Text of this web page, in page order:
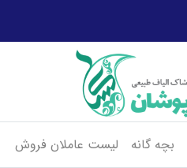
بچه گانه لیست عاملان فروش